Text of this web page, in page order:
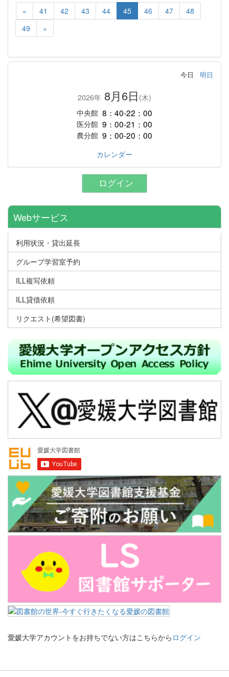
« 41 42 43 44 45 46 47
48
49
»
今日 明日
2026年 8月6日 (木)
中央館 8：40-22：00
医分館 9：00-21：00
農分館 9：00-20：00
カレンダー
ログイン
Webサービス
利用状況・貸出延長
グループ学習室予約
ILL複写依頼
ILL貸借依頼
リクエスト(希望図書)
愛媛大学アカウントをお持ちでない方はこちらから ログイン